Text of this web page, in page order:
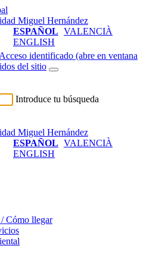
ESPAÑOL VALENCIÀ
ENGLISH
Acceso identificado (abre en ventana
del sitio
Introduce tu búsqueda
ESPAÑOL VALENCIÀ
ENGLISH
Cómo llegar